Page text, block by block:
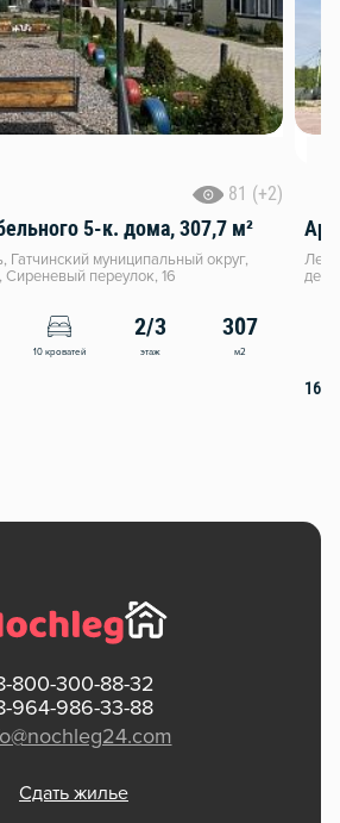
81 (+2)
5-к. дома, 307,7 м²
Гатчинский муниципальный округ,
переулок, 16
10 кроватей
2/3
этаж
307
м2
16
800-300-88-32
964-986-33-88
Сдать жилье